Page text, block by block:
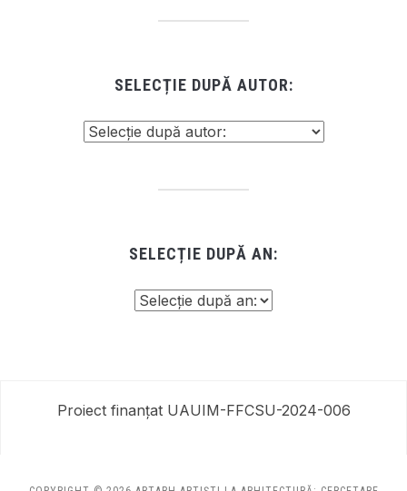
SELECȚIE DUPĂ AUTOR:
SELECȚIE DUPĂ AN:
Proiect finanțat UAUIM-FFCSU-2024-006